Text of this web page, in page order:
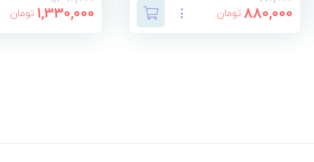
880,000 تومان 1,330,000 تومان